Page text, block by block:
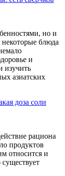
но и
блюда
и
изучить
азиатских
доза соли
рациона
продуктов
относится и